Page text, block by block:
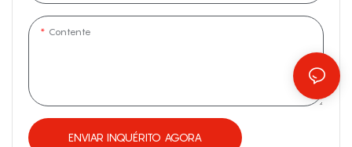
Contente
ENVIAR INQUÉRITO AGORA